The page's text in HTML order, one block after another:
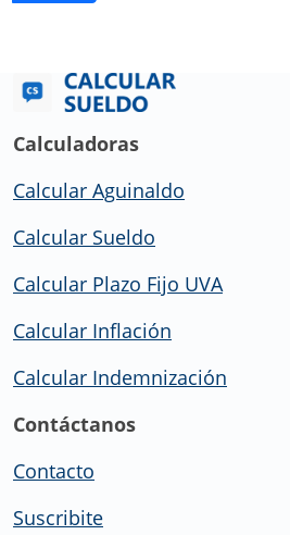
Calculadoras
Calcular Aguinaldo
Calcular Sueldo
Calcular Plazo Fijo UVA
Calcular Inflación
Calcular Indemnización
Contáctanos
Contacto
Suscribite